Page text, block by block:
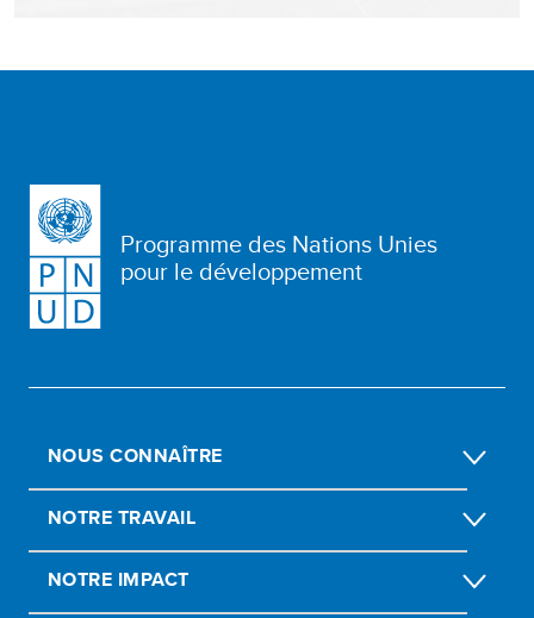
Programme des Nations Unies
pour le développement
NOUS CONNAÎTRE
NOTRE TRAVAIL
NOTRE IMPACT